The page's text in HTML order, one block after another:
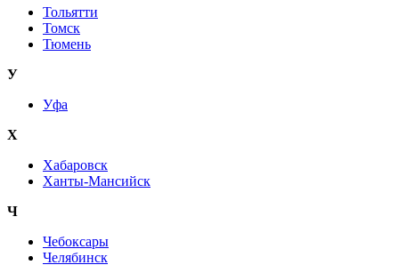
Тольятти
Томск
Тюмень
У
Уфа
Х
Хабаровск
Ханты-Мансийск
Ч
Чебоксары
Челябинск